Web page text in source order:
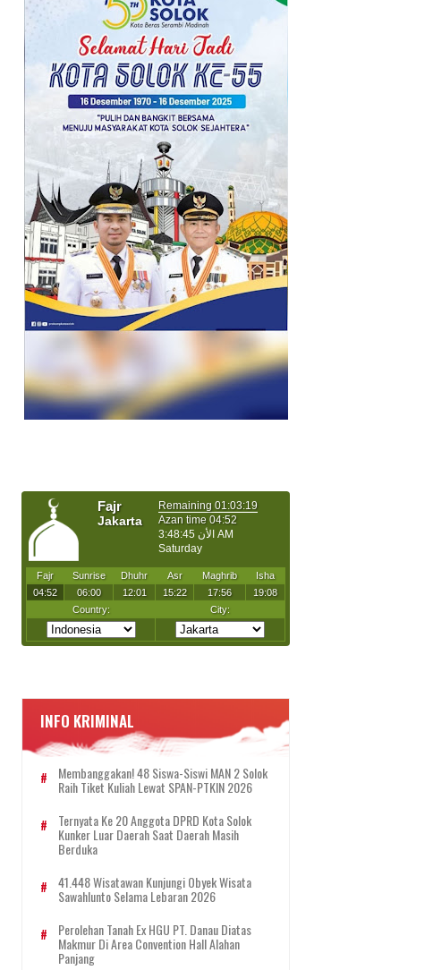
INFO KRIMINAL
Membanggakan! 48 Siswa-Siswi MAN 2 Solok
Raih Tiket Kuliah Lewat SPAN-PTKIN 2026
Ternyata Ke 20 Anggota DPRD Kota Solok
Kunker Luar Daerah Saat Daerah Masih
Berduka
41.448 Wisatawan Kunjungi Obyek Wisata
Sawahlunto Selama Lebaran 2026
Perolehan Tanah Ex HGU PT. Danau Diatas
Makmur Di Area Convention Hall Alahan
Panjang